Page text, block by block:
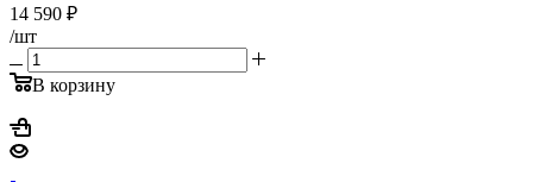
14 590 ₽
/шт
В корзину